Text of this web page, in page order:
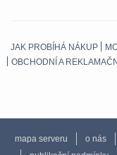
JAK PROBÍHÁ NÁKUP
OBCHODNÍ A
mapa serveru o nás